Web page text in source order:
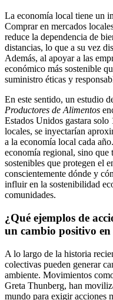
La economía local tiene un
Comprar en mercados
reduce la dependencia de
distancias, lo que a su vez
Además, al apoyar a las
económico más sostenible
suministro éticas y
En este sentido, un estudio
Productores de Alimentos
Estados Unidos gastara solo
locales, se inyectarían
a la economía local cada
economía regional, sino que
sostenibles que protegen el
conscientemente dónde y
influir en la sostenibilidad
comunidades.
¿Qué ejemplos de
un cambio positivo
A lo largo de la historia
colectivas pueden generar
ambiente. Movimientos
Greta Thunberg, han
mundo para exigir acciones